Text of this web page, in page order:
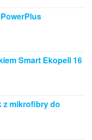
Smart Ekopell 16
z mikrofibry do